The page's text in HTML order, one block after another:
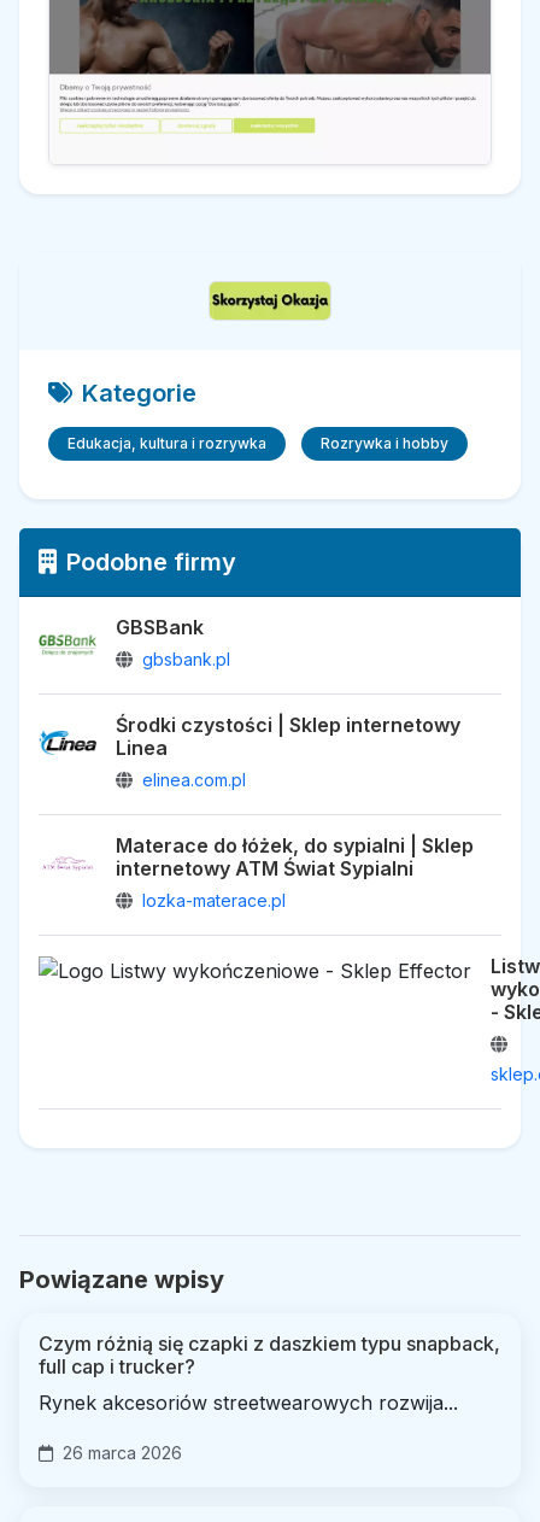
Kategorie
Edukacja, kultura i rozrywka Rozrywka i hobby
Podobne firmy
GBSBank
gbsbank.pl
Środki czystości | Sklep internetowy
Linea
elinea.com.pl
Materace do łóżek, do sypialni | Sklep
internetowy ATM Świat Sypialni
lozka-materace.pl
-
Powiązane wpisy
Czym różnią się czapki z daszkiem typu snapback,
full cap i trucker?
Rynek akcesoriów streetwearowych rozwija...
26 marca 2026